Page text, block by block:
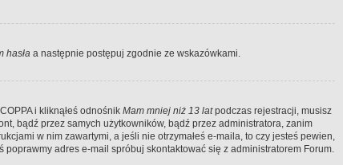
hasła a następnie postępuj zgodnie ze wskazówkami.
i kliknąłeś odnośnik Mam mniej niż 13 latpodczas rejestracji, musisz
bądź przez samych użytkowników, bądź przez administratora, zanim
w nim zawartymi, a jeśli nie otrzymałeś e-maila, to czy jesteś pewien,
adres e-mail spróbuj skontaktować się z administratorem Forum.